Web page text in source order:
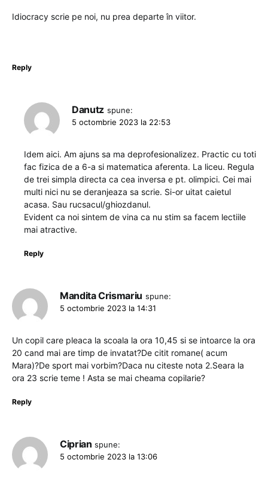
Idiocracy scrie pe noi, nu prea departe în viitor.
Reply
Danutz spune:
5 octombrie 2023 la 22:53
Idem aici. Am ajuns sa ma deprofesionalizez. Practic cu toti
fac fizica de a 6-a si matematica aferenta. La liceu. Regula
de trei simpla directa ca cea inversa e pt. olimpici. Cei mai
multi nici nu se deranjeaza sa scrie. Si-or uitat caietul
acasa. Sau rucsacul/ghiozdanul.
Evident ca noi sintem de vina ca nu stim sa facem lectiile
mai atractive.
Reply
Mandita Crismariu spune:
5 octombrie 2023 la 14:31
Un copil care pleaca la scoala la ora 10,45 si se intoarce la ora
20 cand mai are timp de invatat?De citit romane( acum
Mara)?De sport mai vorbim?Daca nu citeste nota 2.Seara la
ora 23 scrie teme ! Asta se mai cheama copilarie?
Reply
Ciprian spune:
5 octombrie 2023 la 13:06